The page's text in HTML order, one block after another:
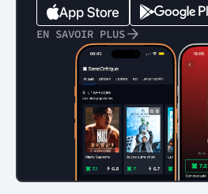
EN SAVOIR PLUS